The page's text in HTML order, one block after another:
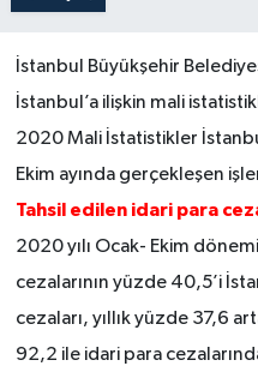
İstanbul Büyükşehir
İstanbul’a ilişkin mali
2020 Mali İstatistikler
Ekim ayında gerçekleşen
Tahsil edilen idari para
2020 yılı Ocak- Ekim
cezalarının yüzde 40,5’i
cezaları, yıllık yüzde 37,6
92,2 ile idari para